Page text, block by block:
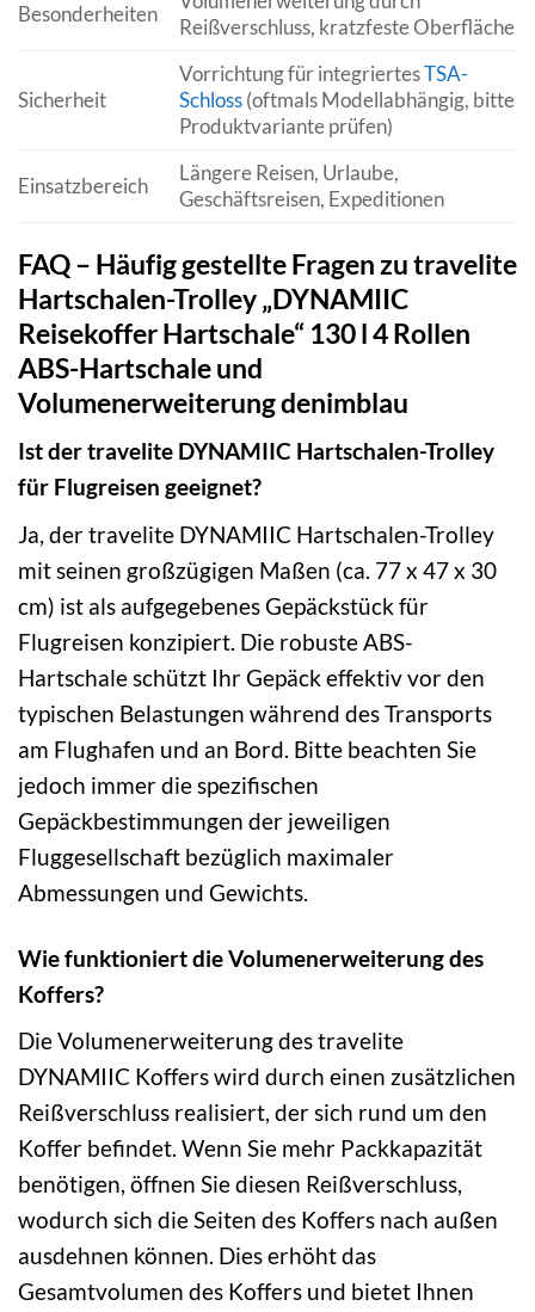
Besonderheiten
Reißverschluss, kratzfeste Oberfläche
Sicherheit
Vorrichtung für integriertesTSA-
Schloss(oftmals Modellabhängig, bitte
Produktvariante prüfen)
Einsatzbereich
Längere Reisen, Urlaube,
Geschäftsreisen, Expeditionen
FAQ – Häufig gestellte Fragen zu travelite
Hartschalen-Trolley „DYNAMIIC
Reisekoffer Hartschale“ 130 l 4 Rollen
ABS-Hartschale und
Volumenerweiterung denimblau
Ist der travelite DYNAMIIC Hartschalen-Trolley
für Flugreisen geeignet?
Ja, der travelite DYNAMIIC Hartschalen-Trolley
mit seinen großzügigen Maßen (ca. 77 x 47 x 30
cm) ist als aufgegebenes Gepäckstück für
Flugreisen konzipiert. Die robuste ABS-
Hartschale schützt Ihr Gepäck effektiv vor den
typischen Belastungen während des Transports
am Flughafen und an Bord. Bitte beachten Sie
jedoch immer die spezifischen
Gepäckbestimmungen der jeweiligen
Fluggesellschaft bezüglich maximaler
Abmessungen und Gewichts.
Wie funktioniert die Volumenerweiterung des
Koffers?
Die Volumenerweiterung des travelite
DYNAMIIC Koffers wird durch einen zusätzlichen
Reißverschluss realisiert, der sich rund um den
Koffer befindet. Wenn Sie mehr Packkapazität
benötigen, öffnen Sie diesen Reißverschluss,
wodurch sich die Seiten des Koffers nach außen
ausdehnen können. Dies erhöht das
Gesamtvolumen des Koffers und bietet Ihnen